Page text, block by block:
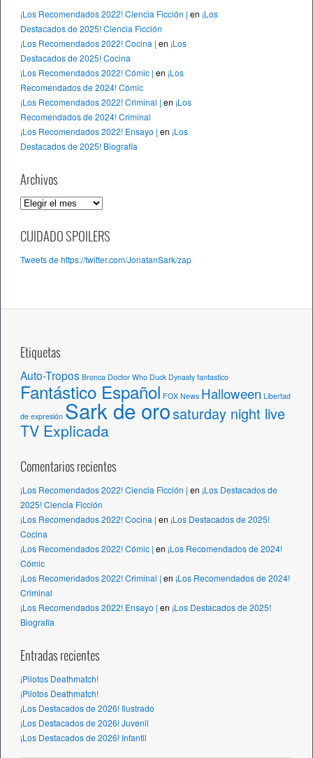
¡Los Recomendados 2022! Ciencia Ficción | en ¡Los
Destacados de 2025! Ciencia Ficción
¡Los Recomendados 2022! Cocina | en ¡Los
Destacados de 2025! Cocina
¡Los Recomendados 2022! Cómic | en ¡Los
Recomendados de 2024! Cómic
¡Los Recomendados 2022! Criminal | en ¡Los
Recomendados de 2024! Criminal
¡Los Recomendados 2022! Ensayo | en ¡Los
Destacados de 2025! Biografía
Archivos
A
c
i
CUIDADO SPOILERS
Tweets de https://twitter.com/JonatanSark/zap
Etiquetas
Auto-Tropos Bronca Doctor Who Duck Dynasty fantastico
Fantástico Español FOX News Halloween Libertad
de expresión Sark de orosaturday night live
TV Explicada
Comentarios recientes
¡Los Recomendados 2022! Ciencia Ficción | en ¡Los Destacados de
2025! Ciencia Ficción
¡Los Recomendados 2022! Cocina | en ¡Los Destacados de 2025!
Cocina
¡Los Recomendados 2022! Cómic | en ¡Los Recomendados de 2024!
Cómic
¡Los Recomendados 2022! Criminal | en ¡Los Recomendados de 2024!
Criminal
¡Los Recomendados 2022! Ensayo | en ¡Los Destacados de 2025!
Biografía
Entradas recientes
¡Pilotos Deathmatch!
¡Pilotos Deathmatch!
¡Los Destacados de 2026! Ilustrado
¡Los Destacados de 2026! Juvenil
¡Los Destacados de 2026! Infantil